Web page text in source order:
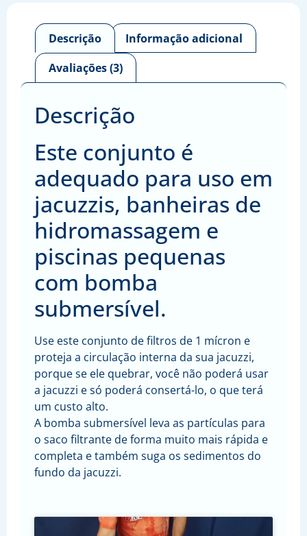
Descrição
Informação adicional
Avaliações (3)
Descrição
Este conjunto é
adequado para uso em
jacuzzis, banheiras de
hidromassagem e
piscinas pequenas
com bomba
submersível.
Use este conjunto de filtros de 1 mícron e
proteja a circulação interna da sua jacuzzi,
porque se ele quebrar, você não poderá usar
a jacuzzi e só poderá consertá-lo, o que terá
um custo alto.
A bomba submersível leva as partículas para
o saco filtrante de forma muito mais rápida e
completa e também suga os sedimentos do
fundo da jacuzzi.